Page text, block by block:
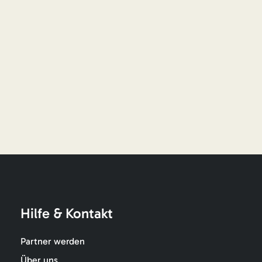
Hilfe & Kontakt
Partner werden